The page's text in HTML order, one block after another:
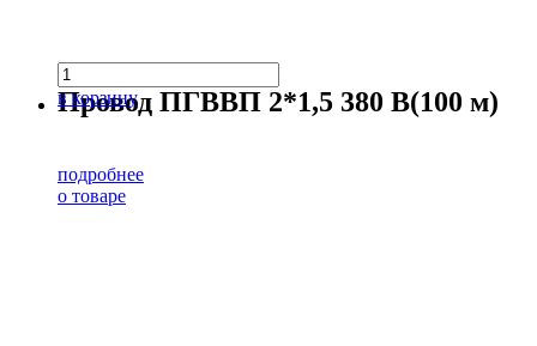
в корзину
Провод ПГВВП 2*1,5 380 В(100 м)
подробнее
о товаре